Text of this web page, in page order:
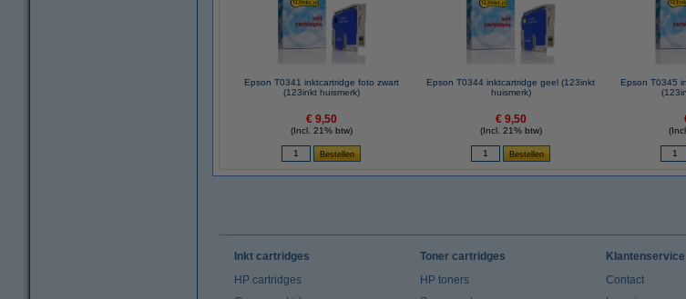
Epson T0341 inktcartridge foto zwart
(123inkt huismerk)
€ 9,50
(Incl. 21% btw)
Epson T0344 inktcartridge geel (123inkt
huismerk)
€ 9,50
(Incl. 21% btw)
Epson T0345
Inkt cartridges
HP cartridges
Toner cartridges
HP toners
Klantenservice
Contact